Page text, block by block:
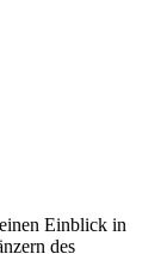
Einblick in
des